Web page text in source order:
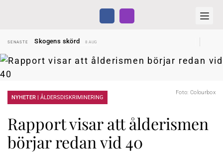
SENASTE
Skogens skörd
8 AUG
SENASTE
Reform för äldre kan bli slag i luften
31 JUL
SENASTE
Hyror rusar ifrån äldres bostadstillägg
Skogens skörd
Foto: Colourbox
NYHETER | ÅLDERSDISKRIMINERING
Rapport visar att ålderismen
börjar redan vid 40